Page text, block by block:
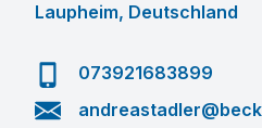
Laupheim, Deutschland
073921683899